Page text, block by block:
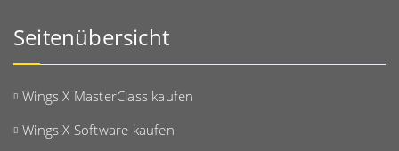
Seitenübersicht
Wings X MasterClass kaufen
Wings X Software kaufen